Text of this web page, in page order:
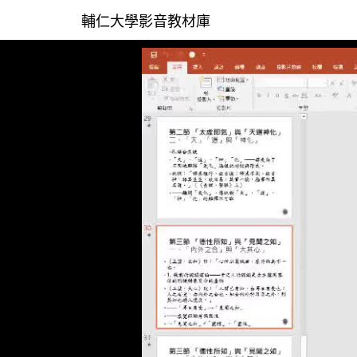
輔仁大學影音教材庫